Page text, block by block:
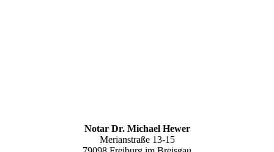
Notar Dr. Michael Hewer
Merianstraße 13-15